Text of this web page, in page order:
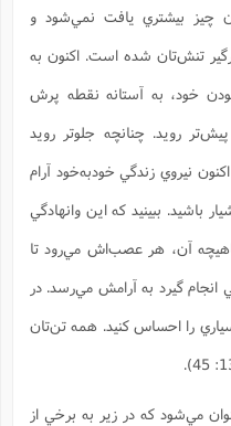
چيز بيشتري يافت نمي‌شود و
تنش‌تان شده است. اکنون به
خود، به آستانه نقطه پرش
رويد. چنانچه جلوتر رويد
نيروي زندگي خودبه‌خود آرام
باشيد. ببينيد که اين وانهادگي
آن، هر عصب‌اش مي‌رود تا
گيرد به آرامش مي‌رسد. در
را احساس کنيد. همه تن‌تان
مي‌شود که در زير به برخي از